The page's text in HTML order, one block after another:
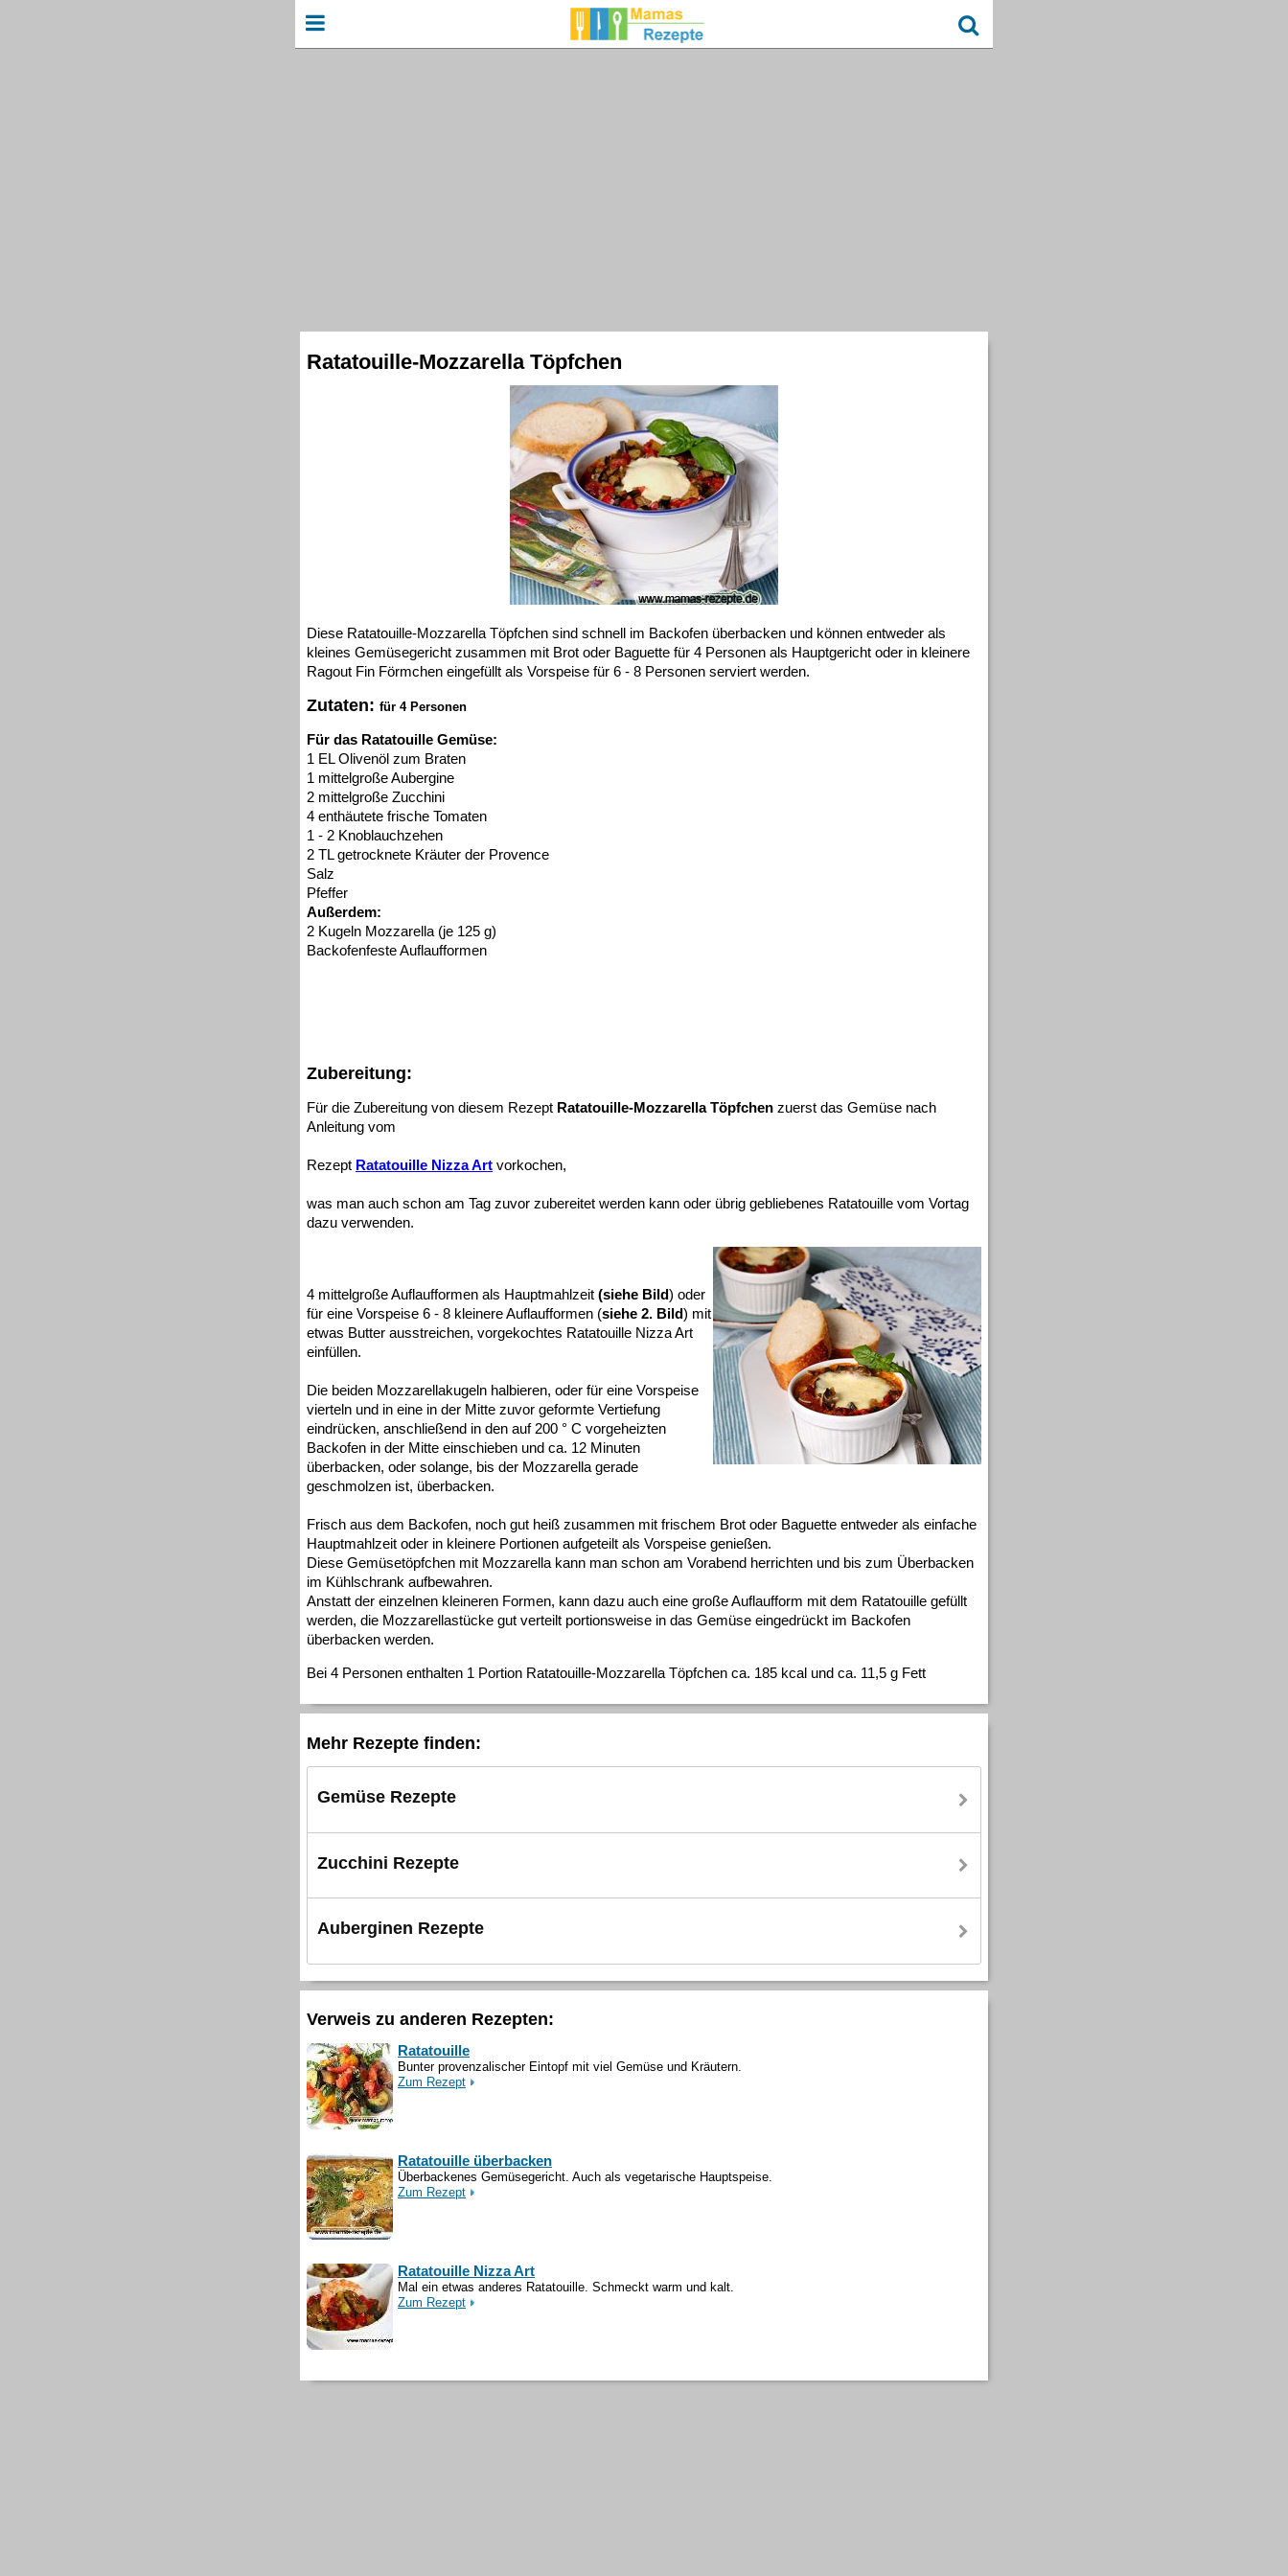
Ratatouille-Mozzarella Töpfchen
Diese Ratatouille-Mozzarella Töpfchen sind schnell im Backofen überbacken und können entweder als
kleines Gemüsegericht zusammen mit Brot oder Baguette für 4 Personen als Hauptgericht oder in kleinere
Ragout Fin Förmchen eingefüllt als Vorspeise für 6 - 8 Personen serviert werden.
Zutaten: für 4 Personen
Für das Ratatouille Gemüse:
1 EL Olivenöl zum Braten
1 mittelgroße Aubergine
2 mittelgroße Zucchini
4 enthäutete frische Tomaten
1 - 2 Knoblauchzehen
2 TL getrocknete Kräuter der Provence
Salz
Pfeffer
Außerdem:
2 Kugeln Mozzarella (je 125 g)
Backofenfeste Auflaufformen
Zubereitung:
Für die Zubereitung von diesem Rezept Ratatouille-Mozzarella Töpfchen zuerst das Gemüse nach
Anleitung vom
Rezept Ratatouille Nizza Art vorkochen,
was man auch schon am Tag zuvor zubereitet werden kann oder übrig gebliebenes Ratatouille vom Vortag
dazu verwenden.
4 mittelgroße Auflaufformen als Hauptmahlzeit (siehe Bild) oder
für eine Vorspeise 6 - 8 kleinere Auflaufformen (siehe 2. Bild) mit
etwas Butter ausstreichen, vorgekochtes Ratatouille Nizza Art
einfüllen.
Die beiden Mozzarellakugeln halbieren, oder für eine Vorspeise
vierteln und in eine in der Mitte zuvor geformte Vertiefung
eindrücken, anschließend in den auf 200 ° C vorgeheizten
Backofen in der Mitte einschieben und ca. 12 Minuten
überbacken, oder solange, bis der Mozzarella gerade
geschmolzen ist, überbacken.
Frisch aus dem Backofen, noch gut heiß zusammen mit frischem Brot oder Baguette entweder als einfache
Hauptmahlzeit oder in kleinere Portionen aufgeteilt als Vorspeise genießen.
Diese Gemüsetöpfchen mit Mozzarella kann man schon am Vorabend herrichten und bis zum Überbacken
im Kühlschrank aufbewahren.
Anstatt der einzelnen kleineren Formen, kann dazu auch eine große Auflaufform mit dem Ratatouille gefüllt
werden, die Mozzarellastücke gut verteilt portionsweise in das Gemüse eingedrückt im Backofen
überbacken werden.
Bei 4 Personen enthalten 1 Portion Ratatouille-Mozzarella Töpfchen ca. 185 kcal und ca. 11,5 g Fett
Mehr Rezepte finden:
Gemüse Rezepte
Zucchini Rezepte
Auberginen Rezepte
Verweis zu anderen Rezepten:
Ratatouille
Bunter provenzalischer Eintopf mit viel Gemüse und Kräutern.
Zum Rezept
Ratatouille überbacken
Überbackenes Gemüsegericht. Auch als vegetarische Hauptspeise.
Zum Rezept
Ratatouille Nizza Art
Mal ein etwas anderes Ratatouille. Schmeckt warm und kalt.
Zum Rezept